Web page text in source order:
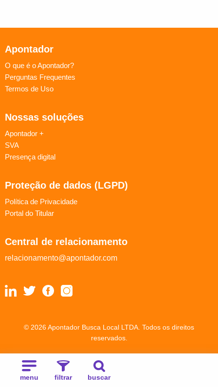
menu filtrar buscar
Apontador
O que é o Apontador?
Perguntas Frequentes
Termos de Uso
Nossas soluções
Apontador +
SVA
Presença digital
Proteção de dados (LGPD)
Política de Privacidade
Portal do Titular
Central de relacionamento
relacionamento@apontador.com
© 2026 Apontador Busca Local LTDA. Todos os direitos
reservados.